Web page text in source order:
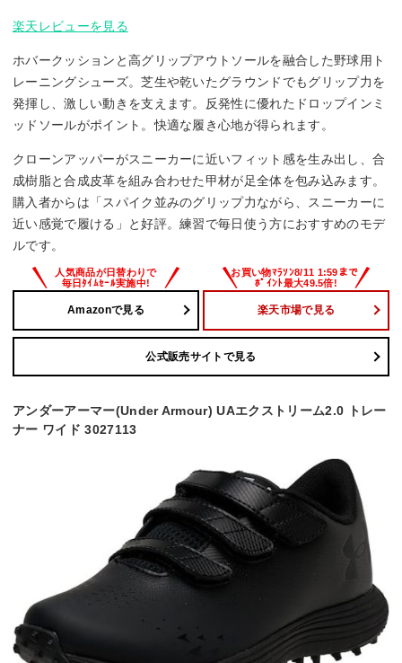
楽天レビューを見る
ホバークッションと高グリップアウトソールを融合した野球用ト
レーニングシューズ。芝生や乾いたグラウンドでもグリップ力を
発揮し、激しい動きを支えます。反発性に優れたドロップインミ
ッドソールがポイント。快適な履き心地が得られます。
クローンアッパーがスニーカーに近いフィット感を生み出し、合
成樹脂と合成皮革を組み合わせた甲材が足全体を包み込みます。
購入者からは「スパイク並みのグリップ力ながら、スニーカーに
近い感覚で履ける」と好評。練習で毎日使う方におすすめのモデ
ルです。
Amazonで見る 楽天市場で見る
公式販売サイトで見る
アンダーアーマー(Under Armour) UAエクストリーム2.0 トレー
ナー ワイド 3027113